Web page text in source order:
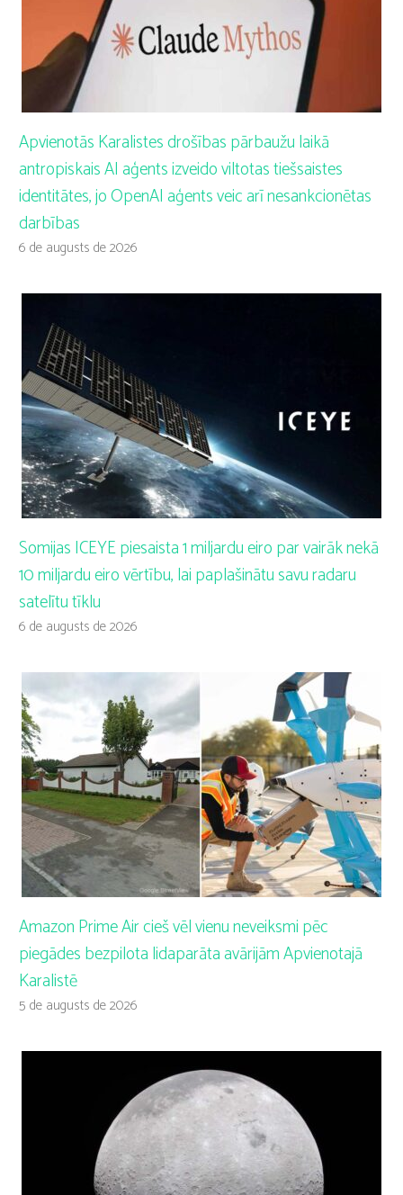
Apvienotās Karalistes drošības pārbaužu laikā
antropiskais AI aģents izveido viltotas tiešsaistes
identitātes, jo OpenAI aģents veic arī nesankcionētas
darbības
6 de augusts de 2026
Somijas ICEYE piesaista 1 miljardu eiro par vairāk nekā
10 miljardu eiro vērtību, lai paplašinātu savu radaru
satelītu tīklu
6 de augusts de 2026
Amazon Prime Air cieš vēl vienu neveiksmi pēc
piegādes bezpilota lidaparāta avārijām Apvienotajā
Karalistē
5 de augusts de 2026